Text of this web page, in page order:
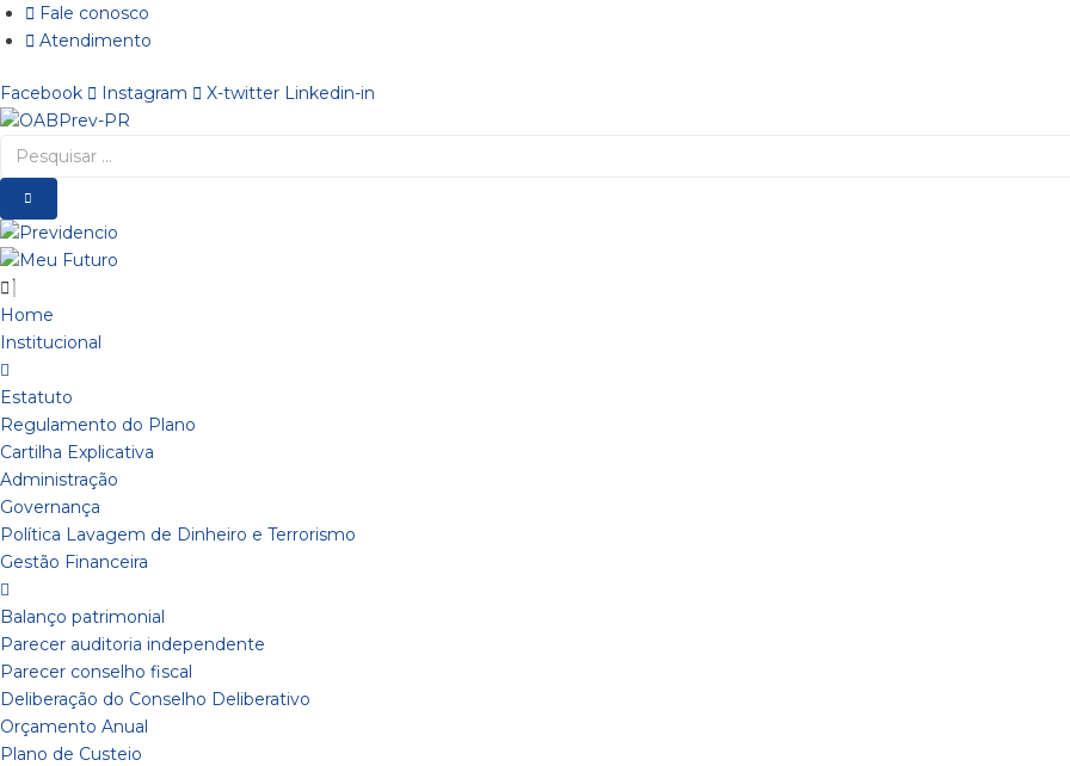
Ir
para
conteúdo
Fale conosco
Atendimento
Facebook Instagram X-twitter Linkedin-in
Pesquisar
…
Home
Institucional
Estatuto
Regulamento do Plano
Cartilha Explicativa
Administração
Governança
Política Lavagem de Dinheiro e Terrorismo
Gestão Financeira
Balanço patrimonial
Parecer auditoria independente
Parecer conselho fiscal
Deliberação do Conselho Deliberativo
Orçamento Anual
Plano de Custeio